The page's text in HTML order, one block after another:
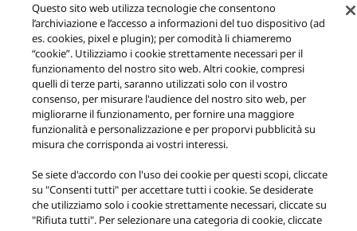
Prodotti Reference Class
Facebook YouTube
Instagram
Filosofia di Technics
Condizioni d'uso
Informativa sulla Privacy
Contatti
Informativa sui cookie
Informazioni Pre-contrattuali e Condizioni di Vendita
Accessibilità
Signalizing
EU Data Act
Garanzia legale
Questo sito web utilizza tecnologie che consentono
l’archiviazione e l’accesso a informazioni del tuo dispositivo (ad
es. cookies, pixel e plugin); per comodità li chiameremo
“cookie”. Utilizziamo i cookie strettamente necessari per il
funzionamento del nostro sito web. Altri cookie, compresi
quelli di terze parti, saranno utilizzati solo con il vostro
consenso, per misurare l'audience del nostro sito web, per
migliorarne il funzionamento, per fornire una maggiore
funzionalità e personalizzazione e per proporvi pubblicità su
misura che corrisponda ai vostri interessi.
Se siete d'accordo con l'uso dei cookie per questi scopi, cliccate
su "Consenti tutti" per accettare tutti i cookie. Se desiderate
che utilizziamo solo i cookie strettamente necessari, cliccate su
"Rifiuta tutti". Per selezionare una categoria di cookie, cliccate